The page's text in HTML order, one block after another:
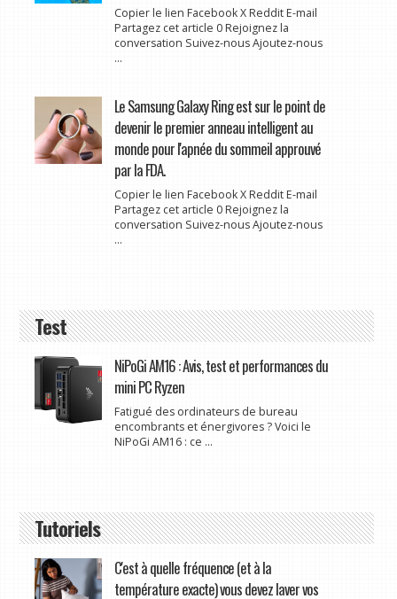
Copier le lien Facebook X Reddit E-mail
Partagez cet article 0 Rejoignez la
conversation Suivez-nous Ajoutez-nous
...
Le Samsung Galaxy Ring est sur le point de
devenir le premier anneau intelligent au
monde pour l'apnée du sommeil approuvé
par la FDA.
Copier le lien Facebook X Reddit E-mail
Partagez cet article 0 Rejoignez la
conversation Suivez-nous Ajoutez-nous
...
Test
NiPoGi AM16 : Avis, test et performances du
mini PC Ryzen
Fatigué des ordinateurs de bureau
encombrants et énergivores ? Voici le
NiPoGi AM16 : ce ...
Tutoriels
C'est à quelle fréquence (et à la
température exacte) vous devez laver vos